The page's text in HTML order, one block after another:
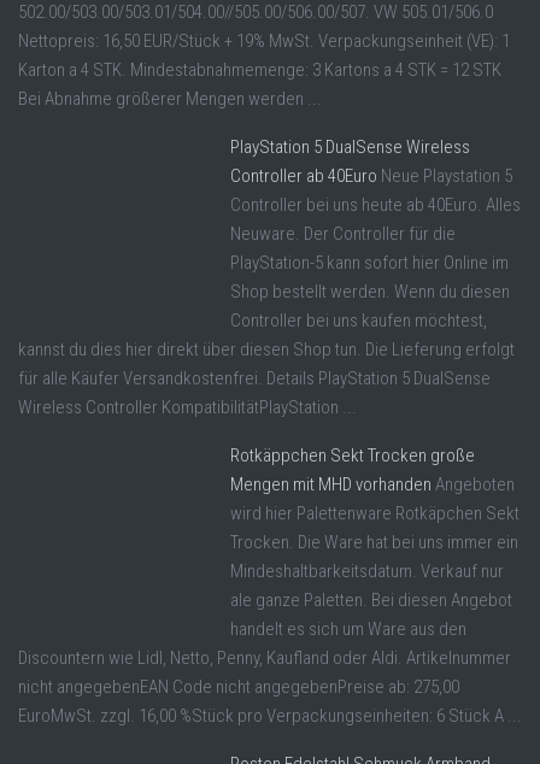
502.00/503.00/503.01/504.00//505.00/506.00/507. VW 505.01/506.0
Nettopreis: 16,50 EUR/Stück + 19% MwSt. Verpackungseinheit (VE): 1
Karton a 4 STK. Mindestabnahmemenge: 3 Kartons a 4 STK = 12 STK
Bei Abnahme größerer Mengen werden ...
PlayStation 5 DualSense Wireless
Controller ab 40Euro Neue Playstation 5
Controller bei uns heute ab 40Euro. Alles
Neuware. Der Controller für die
PlayStation-5 kann sofort hier Online im
Shop bestellt werden. Wenn du diesen
Controller bei uns kaufen möchtest,
kannst du dies hier direkt über diesen Shop tun. Die Lieferung erfolgt
für alle Käufer Versandkostenfrei. Details PlayStation 5 DualSense
Wireless Controller KompatibilitätPlayStation ...
Rotkäppchen Sekt Trocken große
Mengen mit MHD vorhanden Angeboten
wird hier Palettenware Rotkäpchen Sekt
Trocken. Die Ware hat bei uns immer ein
Mindeshaltbarkeitsdatum. Verkauf nur
ale ganze Paletten. Bei diesen Angebot
handelt es sich um Ware aus den
Discountern wie Lidl, Netto, Penny, Kaufland oder Aldi. Artikelnummer
nicht angegebenEAN Code nicht angegebenPreise ab: 275,00
EuroMwSt. zzgl. 16,00 %Stück pro Verpackungseinheiten: 6 Stück A ...